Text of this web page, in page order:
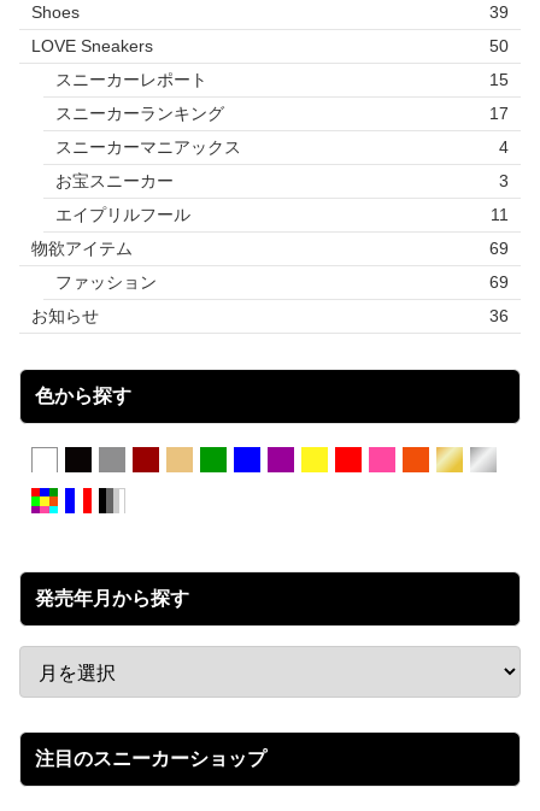
Shoes
39
LOVE Sneakers
50
スニーカーレポート
15
スニーカーランキング
17
スニーカーマニアックス
4
お宝スニーカー
3
エイプリルフール
11
物欲アイテム
69
ファッション
69
お知らせ
36
色から探す
発売年月から探す
注目のスニーカーショップ